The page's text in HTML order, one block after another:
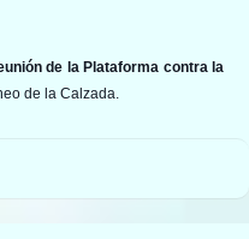
de la Plataforma contra la
de la Calzada.